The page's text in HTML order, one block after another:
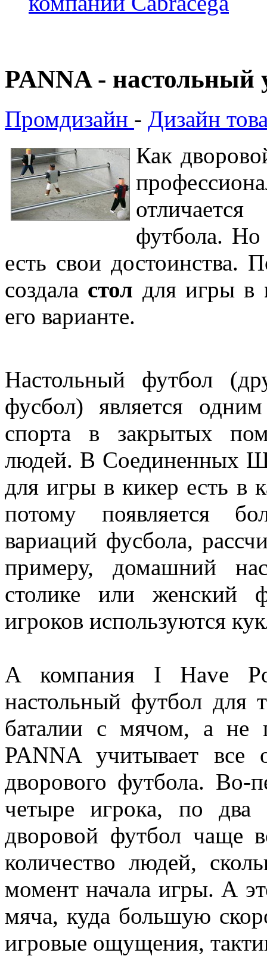
PANNA -
Промдизайн - Дизайн
Как
футбола. Но
есть свои достоинства.
создала стол для игры в
его варианте.
Настольный футбол
фусбол) является
спорта в закрытых
людей. В Соединенных
для игры в кикер есть
потому появляется
вариаций фусбола,
примеру, домашний
столике или женский
игроков используются
А компания I Have
настольный футбол для
баталии с мячом, а не
PANNA учитывает все
дворового футбола. Во-
четыре игрока, по
дворовой футбол чаще
количество людей,
момент начала игры. А
мяча, куда большую
игровые ощущения,